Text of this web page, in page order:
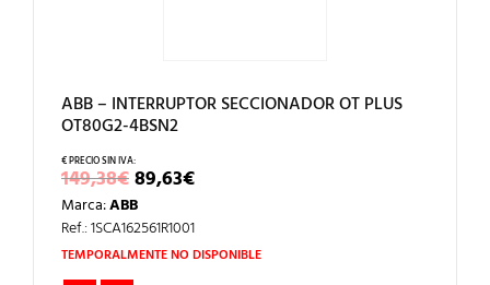
ABB – INTERRUPTOR SECCIONADOR OT PLUS
OT80G2-4BSN2
149,38€EL
PRECIO
ORIGINAL
ERA:
149,38€.
89,63€EL
PRECIO
ES:
89,63€.
Marca:ABB
Ref.: 1SCA162561R1001
TEMPORALMENTE NO DISPONIBLE